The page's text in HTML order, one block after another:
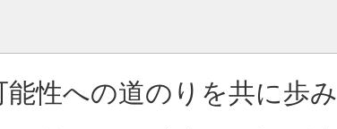
能性への道のりを共に歩み